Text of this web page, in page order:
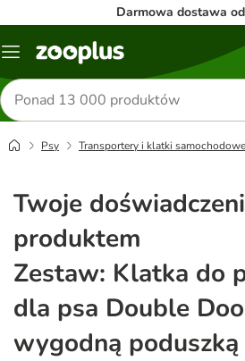
Darmowa dostawa od
Menu
Szukaj
produktów
Psy Transportery i klatki samochodowe
Twoje
produktem
Zestaw: Klatka do
dla psa Double
wygodną poduszką